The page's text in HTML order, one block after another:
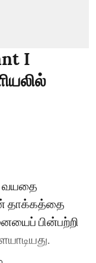
I
வயதை
தாக்கத்தை
பின்பற்றி